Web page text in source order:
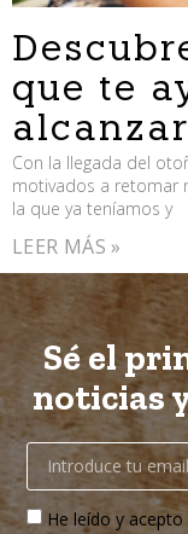
que te
Con la llegada del
motivados a retomar
la que ya teníamos y
LEER MÁS »
Sé el
noticias
He leído y acepto